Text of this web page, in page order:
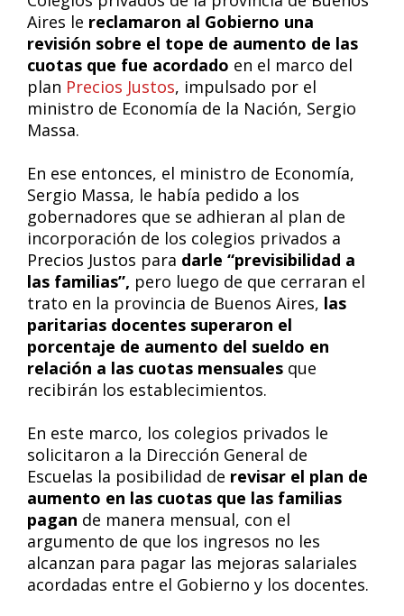
Aires le reclamaron al Gobierno una
revisión sobre el tope de aumento de las
cuotas que fue acordado en el marco del
plan Precios Justos, impulsado por el
ministro de Economía de la Nación, Sergio
Massa.
En ese entonces, el ministro de Economía,
Sergio Massa, le había pedido a los
gobernadores que se adhieran al plan de
incorporación de los colegios privados a
Precios Justos para darle “previsibilidad a
las familias”, pero luego de que cerraran el
trato en la provincia de Buenos Aires, las
paritarias docentes superaron el
porcentaje de aumento del sueldo en
relación a las cuotas mensuales que
recibirán los establecimientos.
En este marco, los colegios privados le
solicitaron a la Dirección General de
Escuelas la posibilidad de revisar el plan de
aumento en las cuotas que las familias
pagan de manera mensual, con el
argumento de que los ingresos no les
alcanzan para pagar las mejoras salariales
acordadas entre el Gobierno y los docentes.